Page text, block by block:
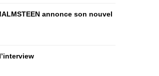
annonce son nouvel